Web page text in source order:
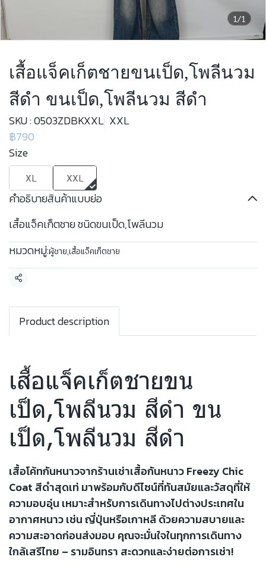
1/1
เสื้อแจ็คเก็ตชายขนเป็ด,โพลีนวม
สีดำ ขนเป็ด,โพลีนวม สีดำ
SKU : 0503ZDBKXXL XXL
฿790
Size
XL XXL
คำอธิบายสินค้าแบบย่อ
เสื้อแจ็คเก็ตชาย ชนิดขนเป็ด,โพลีนวม
หมวดหมู่:ผู้ชาย,เสื้อแจ็คเก็ตชาย
แชร์
Product description
เสื้อแจ็คเก็ตชายขน
เป็ด,โพลีนวม สีดำ ขน
เป็ด,โพลีนวม สีดำ
เสื้อโค้ทกันหนาวจากร้านเช่าเสื้อกันหนาว Freezy Chic
Coat สีดำสุดเท่ มาพร้อมกับดีไซน์ที่ทันสมัยและวัสดุที่ให้
ความอบอุ่น เหมาะสำหรับการเดินทางไปต่างประเทศใน
อากาศหนาว เช่น ญี่ปุ่นหรือเกาหลี ด้วยความสบายและ
ความสะอาดก่อนส่งมอบ คุณจะมั่นใจในทุกการเดินทาง
ใกล้เสรีไทย – รามอินทรา สะดวกและง่ายต่อการเช่า!